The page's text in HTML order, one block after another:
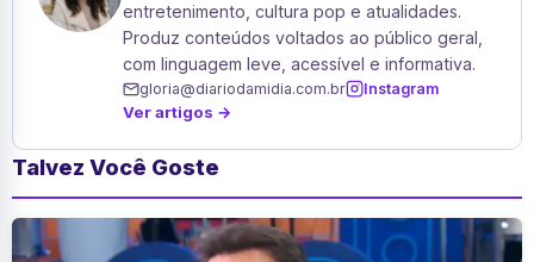
entretenimento, cultura pop e atualidades.
Produz conteúdos voltados ao público geral,
com linguagem leve, acessível e informativa.
gloria@diariodamidia.com.br Instagram
Ver artigos →
Talvez Você Goste